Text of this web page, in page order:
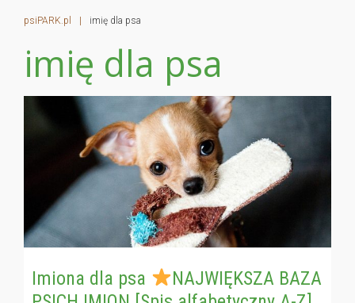
psiPARK.pl | imię dla psa
imię dla psa
Imiona dla psa
NAJWIĘKSZA BAZA